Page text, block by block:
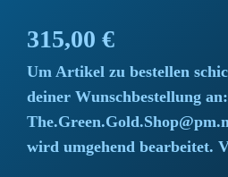
315,00€
Um Artikel zu bestellen
deiner Wunschbestellung an:
wird umgehend bearbeitet.